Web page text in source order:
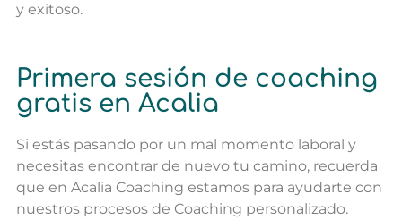
y exitoso.
Primera sesión de coaching
gratis en Acalia
Si estás pasando por un mal momento laboral y
necesitas encontrar de nuevo tu camino, recuerda
que en Acalia Coaching estamos para ayudarte con
nuestros procesos de Coaching personalizado.